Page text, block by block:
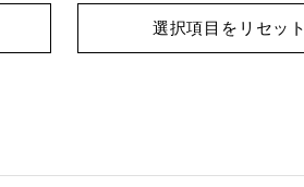
選択項目をリセット